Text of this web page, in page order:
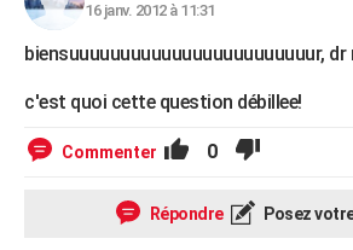
16 janv. 2012 à 11:31
biensuuuuuuuuuuuuuuuuuuuuuuuur, dr
c'est quoi cette question débillee!
Commenter 0
Répondre Posez